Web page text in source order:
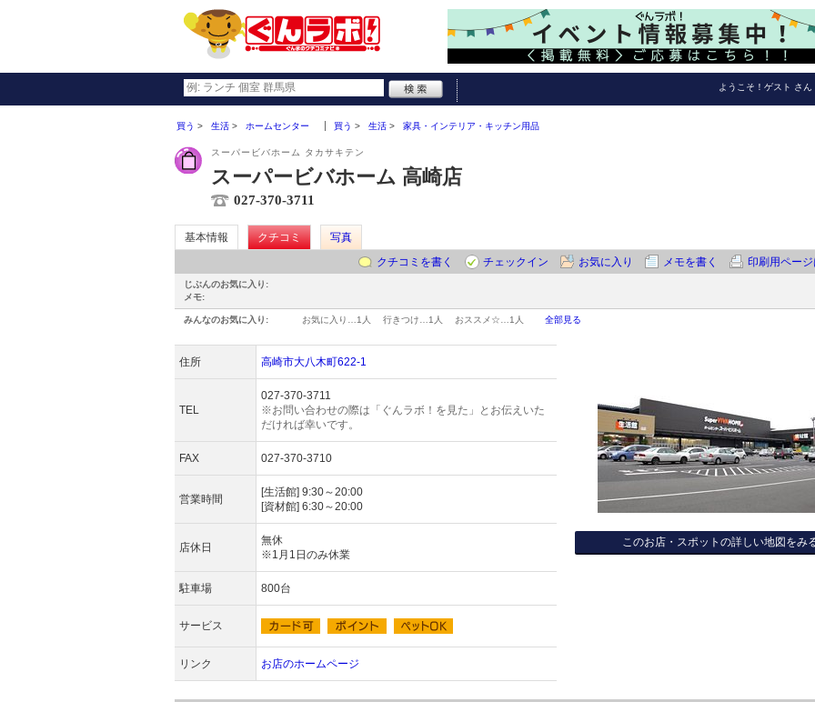
ようこそ！ ゲスト さん
買う 生活 ホームセンター 買う 生活 家具・インテリア・キッチン用品
スーパービバホーム タカサキテン
スーパービバホーム 高崎店
027-370-3711
基本情報 クチコミ
写真
クチコミを書く
チェックイン お気に入り メモを書く 印刷用ペー
じぶんのお気に入り:
メモ:
みんなのお気に入り: お気に入り… 1人 行きつけ… 1人 おススメ☆… 1人 全部見る
住所 高崎市大八木町622-1
TEL
027-370-3711
※お問い合わせの際は「ぐんラボ！を見た」とお伝えいた
だければ幸いです。
FAX 027-370-3710
営業時間
[生活館] 9:30～20:00
[資材館] 6:30～20:00
店休日
無休
※1月1日のみ休業
駐車場 800台
サービス
リンク お店のホームページ
このお店・スポットの詳しい地図をみ